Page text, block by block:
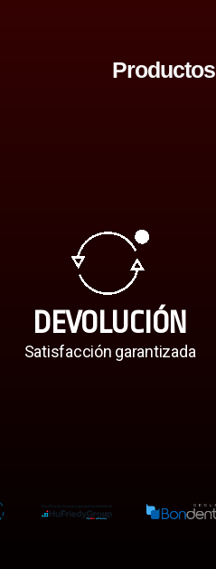
DEVOLUCIÓN
Satisfacción garantizada